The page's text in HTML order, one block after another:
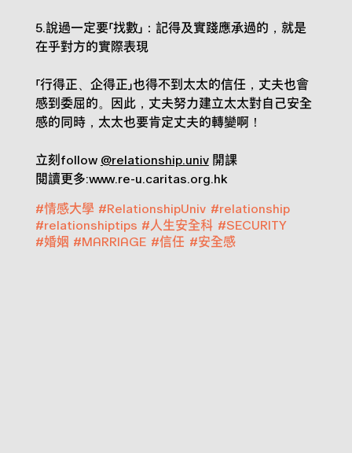
5.說過一定要「找數」：記得及實踐應承過的，就是
在乎對方的實際表現
「行得正、企得正」也得不到太太的信任，丈夫也會
感到委屈的。因此，丈夫努力建立太太對自己安全
感的同時，太太也要肯定丈夫的轉變啊！
立刻follow @relationship.univ開課
閱讀更多:www.re-u.caritas.org.hk
#情感大學 #RelationshipUniv #relationship
#relationshiptips #人生安全科 #SECURITY
#婚姻 #MARRIAGE #信任 #安全感